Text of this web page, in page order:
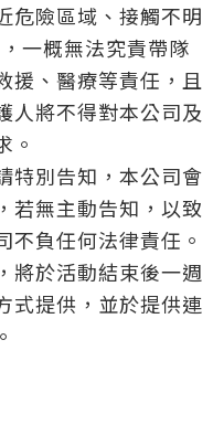
危險區域、接觸不明
一概無法究責帶隊
援、醫療等責任，且
人將不得對本公司及
。
特別告知，本公司會
若無主動告知，以致
不負任何法律責任。
將於活動結束後一週
式提供，並於提供連